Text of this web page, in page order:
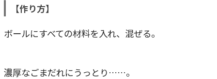
【作り方】
ボールにすべての材料を入れ、混ぜる。
濃厚なごまだれにうっとり……。